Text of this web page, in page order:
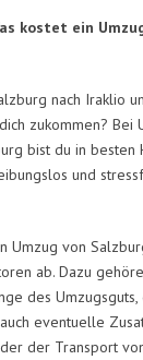
kostet ein
nach Iraklio
zukommen? Bei
bist du in besten
und
Umzug von
ab. Dazu
des
eventuelle
der Transport